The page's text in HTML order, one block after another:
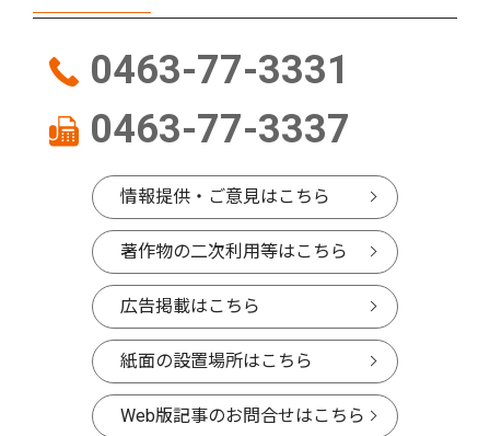
0463-77-3331
0463-77-3337
情報提供・ご意見はこちら
著作物の二次利用等はこちら
広告掲載はこちら
紙面の設置場所はこちら
Web版記事のお問合せはこちら